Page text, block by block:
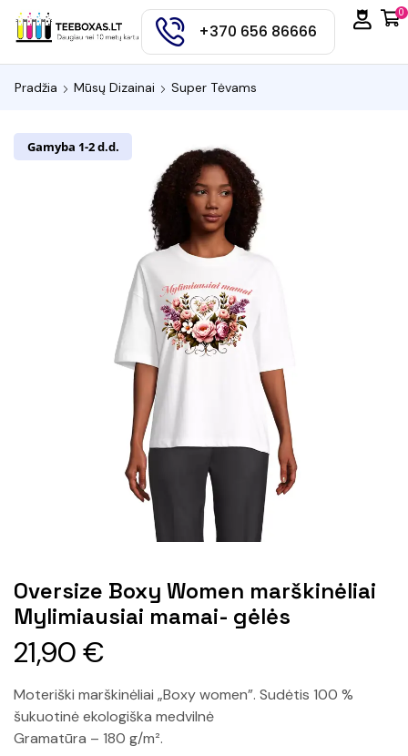
+370 656 86666
0
Pradžia Mūsų Dizainai Super Tėvams
Gamyba 1-2 d.d.
Oversize Boxy Women marškinėliai
Mylimiausiai mamai- gėlės
21,90€
Moteriški marškinėliai „Boxy women”. Sudėtis 100 %
šukuotinė ekologiška medvilnė
Gramatūra – 180 g/m².